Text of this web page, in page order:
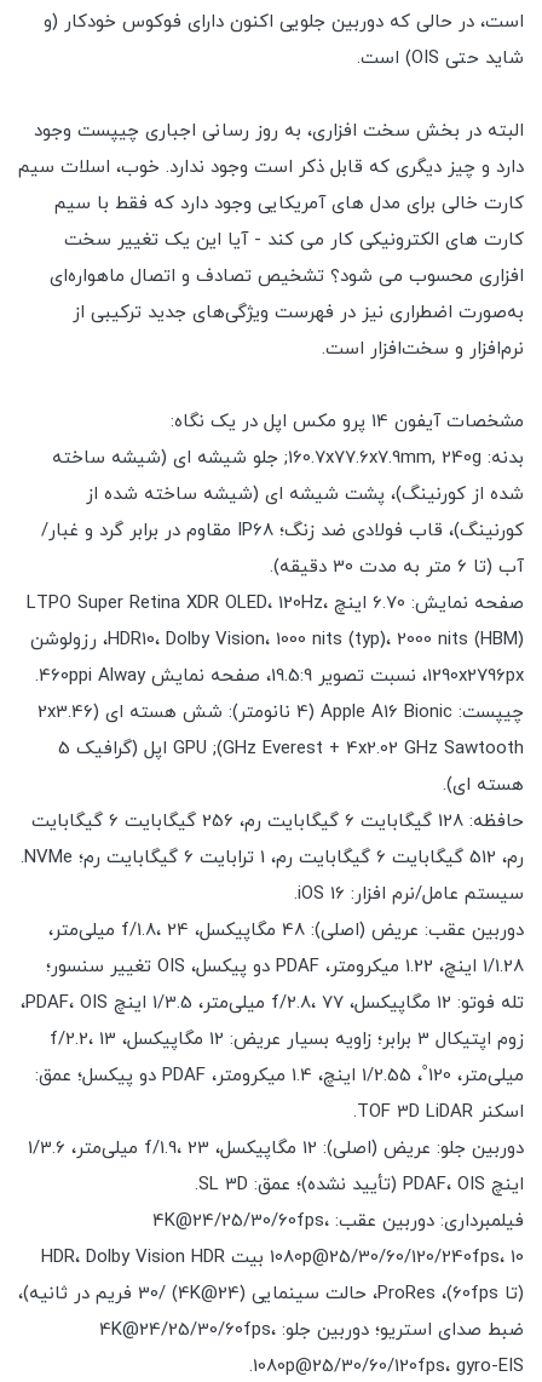
است، در حالی که دوربین جلویی اکنون دارای فوکوس خودکار (و
شاید حتی OIS) است.
البته در بخش سخت افزاری، به روز رسانی اجباری چیپست وجود
دارد و چیز دیگری که قابل ذکر است وجود ندارد. خوب، اسلات سیم
کارت خالی برای مدل های آمریکایی وجود دارد که فقط با سیم
کارت های الکترونیکی کار می کند - آیا این یک تغییر سخت
افزاری محسوب می شود؟ تشخیص تصادف و اتصال ماهواره‌ای
به‌صورت اضطراری نیز در فهرست ویژگی‌های جدید ترکیبی از
نرم‌افزار و سخت‌افزار است.
مشخصات آیفون 14 پرو مکس اپل در یک نگاه:
بدنه: 160.7x77.6x7.9mm, 240g; جلو شیشه ای (شیشه ساخته
شده از کورنینگ)، پشت شیشه ای (شیشه ساخته شده از
کورنینگ)، قاب فولادی ضد زنگ؛ IP68 مقاوم در برابر گرد و غبار/
آب (تا 6 متر به مدت 30 دقیقه).
صفحه نمایش: 6.70 اینچ LTPO Super Retina XDR OLED، 120Hz،
HDR10، Dolby Vision، 1000 nits (typ)، 2000 nits (HBM)، رزولوشن
1290x2796px، نسبت تصویر 19.5:9، صفحه نمایش 460ppi Alway.
چیپست: Apple A16 Bionic (4 نانومتر): شش هسته ای (2x3.46
GHz Everest + 4x2.02 GHz Sawtooth); GPU اپل (گرافیک 5
هسته ای).
حافظه: 128 گیگابایت 6 گیگابایت رم، 256 گیگابایت 6 گیگابایت
رم، 512 گیگابایت 6 گیگابایت رم، 1 ترابایت 6 گیگابایت رم؛ NVMe.
سیستم عامل/نرم افزار: iOS 16.
دوربین عقب: عریض (اصلی): 48 مگاپیکسل، f/1.8، 24 میلی‌متر،
1/1.28 اینچ، 1.22 میکرومتر، PDAF دو پیکسل، OIS تغییر سنسور؛
تله فوتو: 12 مگاپیکسل، f/2.8، 77 میلی‌متر، 1/3.5 اینچ PDAF، OIS،
زوم اپتیکال 3 برابر؛ زاویه بسیار عریض: 12 مگاپیکسل، f/2.2، 13
میلی‌متر، 120˚، 1/2.55 اینچ، 1.4 میکرومتر، PDAF دو پیکسل؛ عمق:
اسکنر TOF 3D LiDAR.
دوربین جلو: عریض (اصلی): 12 مگاپیکسل، f/1.9، 23 میلی‌متر، 1/3.6
اینچ PDAF، OIS (تأیید نشده)؛ عمق: SL 3D.
فیلمبرداری: دوربین عقب: 4K@24/25/30/60fps،
1080p@25/30/60/120/240fps، 10 بیت HDR، Dolby Vision HDR
(تا 60fps)، ProRes، حالت سینمایی (4K@24) /30 فریم در ثانیه)،
ضبط صدای استریو؛ دوربین جلو: 4K@24/25/30/60fps،
1080p@25/30/60/120fps، gyro-EIS.